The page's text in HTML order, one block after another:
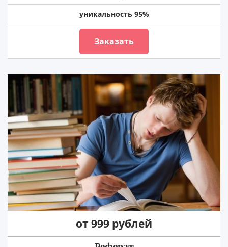
уникальность 95%
Заказать
от 999 рублей